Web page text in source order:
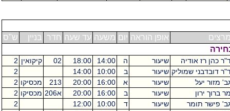
אופן הוראה יום משעה עד שעה חדר בניין
ש"ס
כהן רז אודיה שיעור ה 14:00
18:00
02 קיקואין 2
דובדבני שמוליק שיעור ב 10:00
14:00
2
מזור יעל
שיעור א 16:00
20:00
213 מכסיקו 2
ברוך ירון
שיעור ב 16:00
20:00 א206 מכסיקו 2
פישר תומר
שיעור ד 10:00
12:00
2